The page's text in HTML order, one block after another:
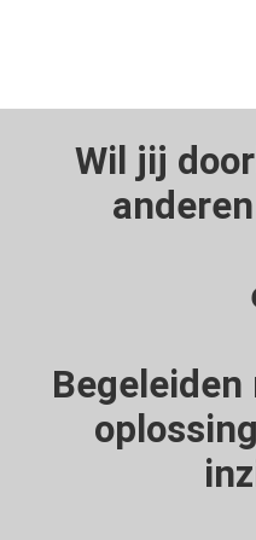
Wil jij